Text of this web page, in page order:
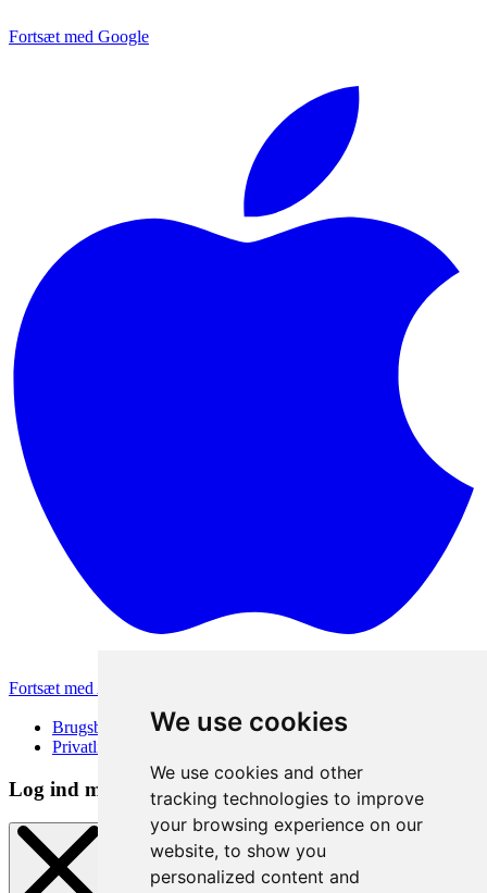
We use cookies
We use cookies and other
tracking technologies to improve
your browsing experience on our
website, to show you
personalized content and
Fortsæt med Google
Fortsæt med Apple
Brugsbetingelser
Privatlivspolitik
Log ind metode